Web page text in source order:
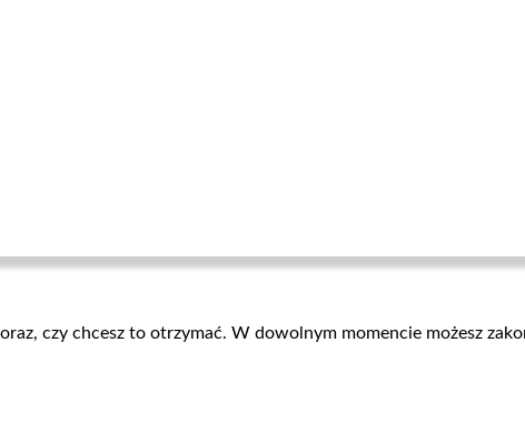
czy chcesz to otrzymać. W dowolnym momencie możesz